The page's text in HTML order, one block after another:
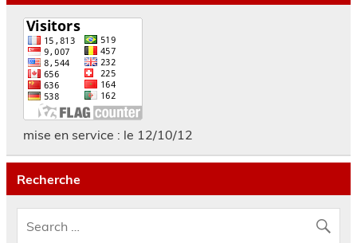
mise en service : le 12/10/12
Recherche